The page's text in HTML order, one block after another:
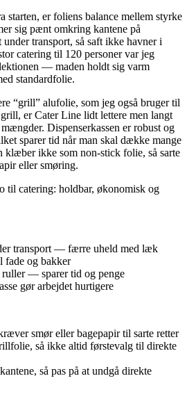
starten, er foliens balance mellem styrke
sig pænt omkring kantene på
transport, så saft ikke havner i
catering til 120 personer var jeg
— maden holdt sig varm
standardfolie.
“grill” alufolie, som jeg også bruger til
er Cater Line lidt lettere men langt
Dispenserkassen er robust og
sparer tid når man skal dække mange
klæber ikke som non-stick folie, så sarte
eller smøring.
til catering: holdbar, økonomisk og
transport — færre uheld med læk
fade og bakker
— sparer tid og penge
gør arbejdet hurtigere
smør eller bagepapir til sarte retter
så ikke altid førstevalg til direkte
så pas på at undgå direkte